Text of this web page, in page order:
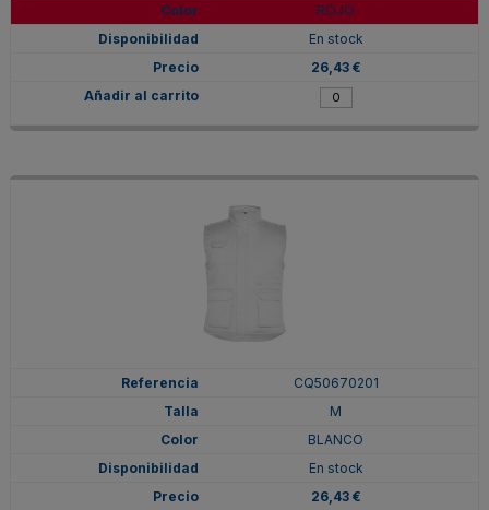
ROJO
En stock
26,43 €
CQ50670201
M
BLANCO
En stock
26,43 €